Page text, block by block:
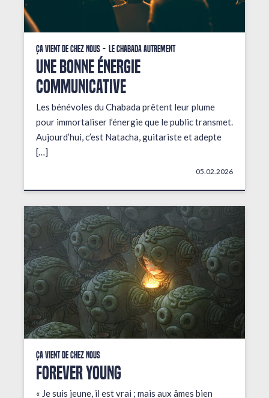
Ça vient de chez nous Le Chabada autrement
une bonne énergie
communicative
Les bénévoles du Chabada prêtent leur plume
pour immortaliser l’énergie que le public transmet.
Aujourd’hui, c’est Natacha, guitariste et adepte
[…]
05.02.2026
Ça vient de chez nous
FOREVER YOUNG
« Je suis jeune, il est vrai ; mais aux âmes bien